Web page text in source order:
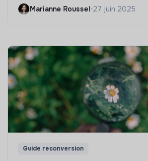
Marianne Roussel•27 juin 2025
Guide reconversion